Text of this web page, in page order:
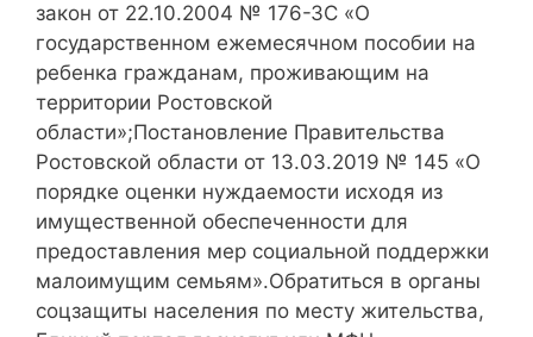
закон от 22.10.2004 № 176-ЗС «О
государственном ежемесячном пособии на
ребенка гражданам, проживающим на
территории Ростовской
области»;Постановление Правительства
Ростовской области от 13.03.2019 № 145 «О
порядке оценки нуждаемости исходя из
имущественной обеспеченности для
предоставления мер социальной поддержки
малоимущим семьям».Обратиться в органы
соцзащиты населения по месту жительства,